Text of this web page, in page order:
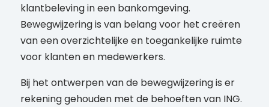
klantbeleving in een bankomgeving.
Bewegwijzering is van belang voor het creëren
van een overzichtelijke en toegankelijke ruimte
voor klanten en medewerkers.
Bij het ontwerpen van de bewegwijzering is er
rekening gehouden met de behoeften van ING.